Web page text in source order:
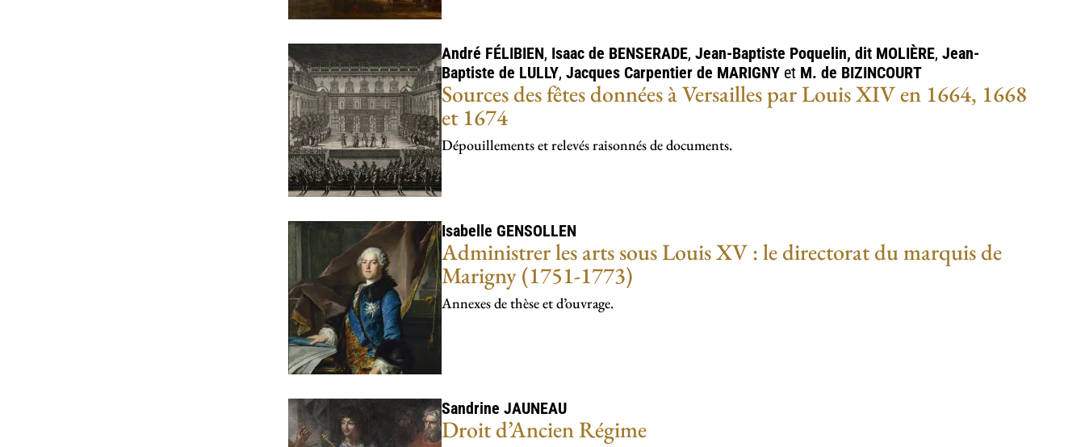
André FÉLIBIEN, Isaac de BENSERADE,Jean-Baptiste Poquelin, dit MOLIÈRE,Jean-
Baptiste de LULLY,Jacques Carpentier de MARIGNY et M. de BIZINCOURT
Sources des fêtes données à Versailles par Louis XIV en 1664, 1668
et 1674
Dépouillements et relevés raisonnés de documents.
Isabelle GENSOLLEN
Administrer les arts sous Louis XV : le directorat du marquis de
Marigny (1751-1773)
Annexes de thèse et d’ouvrage.
SandrineJAUNEAU
Droit d’Ancien Régime